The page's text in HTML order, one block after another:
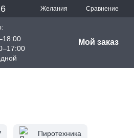
Желания Сравнение
Мой заказ
Пиротехника